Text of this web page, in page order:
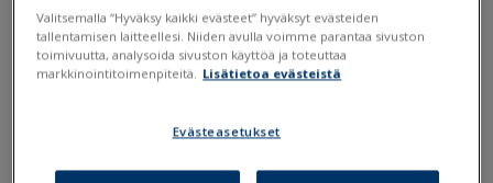
OPS2016-Pedagoginen-selvitys-muokkaus.lom
OPS2016-Pedagoginen-selvitys-profiili.lom
Valitsemalla “Hyväksy kaikki evästeet” hyväksyt evästeiden
tallentamisen laitteellesi. Niiden avulla voimme parantaa sivuston
toimivuutta, analysoida sivuston käyttöä ja toteuttaa
markkinointitoimenpiteitä. Lisätietoa evästeistä
Evästeasetukset